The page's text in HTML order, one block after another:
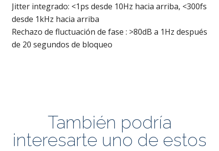
Jitter integrado: <1ps desde 10Hz hacia arriba, <300fs
desde 1kHz hacia arriba
Rechazo de fluctuación de fase : >80dB a 1Hz después
de 20 segundos de bloqueo
También podría
interesarte uno de estos